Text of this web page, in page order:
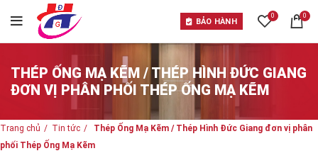
BẢO HÀNH
0 0
THÉP ỐNG MẠ KẼM / THÉP HÌNH ĐỨC GIANG
ĐƠN VỊ PHÂN PHỐI THÉP ỐNG MẠ KẼM
Trang chủ Tin tức
Thép Ống Mạ Kẽm / Thép Hình Đức Giang đơn vị phân
phối Thép Ống Mạ Kẽm